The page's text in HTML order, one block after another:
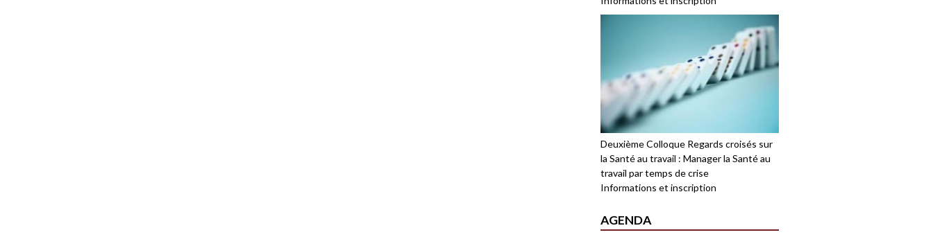
Deuxième Colloque Regards croisés sur
la Santé au travail : Manager la Santé au
travail par temps de crise
Informations et inscription
AGENDA